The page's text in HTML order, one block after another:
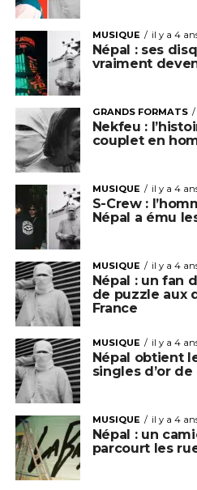
MUSIQUE il y a 4
Népal : ses
vraiment
GRANDS FORMATS
Nekfeu :
couplet en
MUSIQUE il y a 4
S-Crew :
Népal a ému
MUSIQUE il y a 4
Népal : un fan
de puzzle aux
France
MUSIQUE il y a 4
Népal obtient
singles d’or
MUSIQUE il y a 4
Népal : un
parcourt les